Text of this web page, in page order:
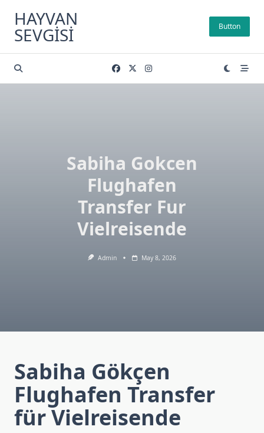
content
HAYVAN
SEVGISI Button
Sabiha Gokcen
Flughafen
Transfer Fur
Vielreisende
Admin May 8, 2026
Sabiha Gökçen
Flughafen Transfer
für Vielreisende